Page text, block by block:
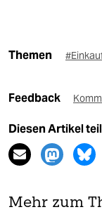
Themen
Feedback
Diesen Artikel
Mehr zum